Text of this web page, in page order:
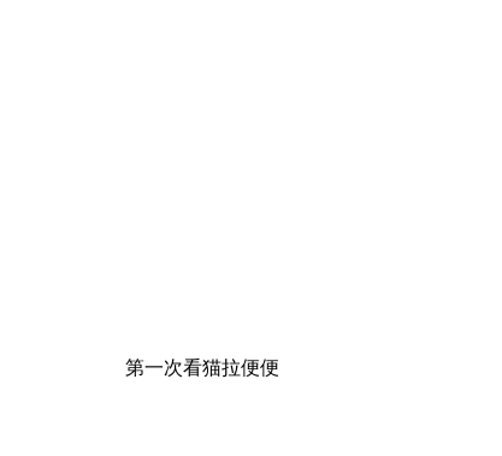
第一次看猫拉便便